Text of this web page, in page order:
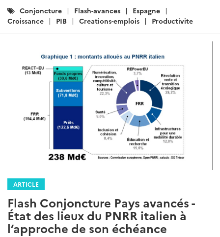
Catégories
:
Conjoncture Flash-avances
Espagne
Croissance
PIB Creations-emplois Productivite
ARTICLE
Flash Conjoncture Pays avancés -
État des lieux du PNRR italien à
l’approche de son échéance